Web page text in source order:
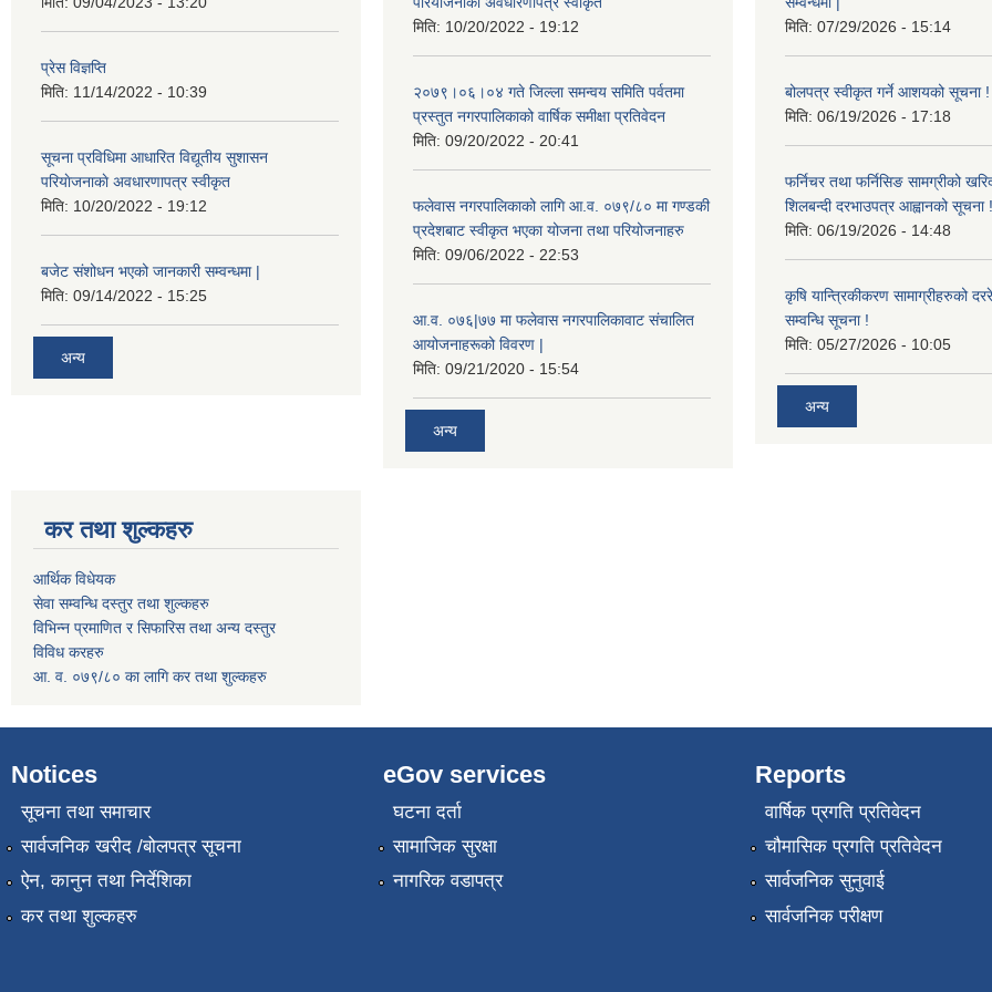
प्रेस विज्ञप्ति
मिति: 11/14/2022 - 10:39
सूचना प्रविधिमा आधारित विद्यूतीय सुशासन
परियाेजनाकाे अवधारणापत्र स्वीकृत
मिति: 10/20/2022 - 19:12
बजेट संशोधन भएको जानकारी सम्वन्धमा |
मिति: 09/14/2022 - 15:25
अन्य
मिति: 10/20/2022 - 19:12
२०७९।०६।०४ गते जिल्ला समन्वय समिति पर्वतमा
प्रस्तुत नगरपालिकाको वार्षिक समीक्षा प्रतिवेदन
मिति: 09/20/2022 - 20:41
फलेवास नगरपालिकाको लागि आ.व. ०७९/८० मा गण्डकी
प्रदेशबाट स्वीकृत भएका योजना तथा परियोजनाहरु
मिति: 09/06/2022 - 22:53
आ.व. ०७६|७७ मा फलेवास नगरपालिकावाट संचालित
आयोजनाहरूको विवरण |
मिति: 09/21/2020 - 15:54
अन्य
मिति: 07/29/2026 - 15:14
बोलपत्र स्वीकृत गर्ने आशयको सूचना !
मिति: 06/19/2026 - 17:18
फर्निचर तथा फर्निसिङ सामग्रीको
शिलबन्दी दरभाउपत्र आह्वानको सूचना !
मिति: 06/19/2026 - 14:48
कृषि यान्त्रिकीकरण सामाग्रीहरुको
सम्वन्धि सूचना !
मिति: 05/27/2026 - 10:05
अन्य
कर तथा शुल्कहरु
आर्थिक विधेयक
सेवा सम्वन्धि दस्तुर तथा शुल्कहरु
विभिन्न प्रमाणित र सिफारिस तथा अन्य दस्तुर
विविध करहरु
आ. व. ०७९/८० का लागि कर तथा शुल्कहरु
Notices
सूचना तथा समाचार
सार्वजनिक खरीद /बोलपत्र सूचना
ऐन, कानुन तथा निर्देशिका
कर तथा शुल्कहरु
eGov services
घटना दर्ता
सामाजिक सुरक्षा
नागरिक वडापत्र
Reports
वार्षिक प्रगति प्रतिवेदन
चौमासिक प्रगति प्रतिवेदन
सार्वजनिक सुनुवाई
सार्वजनिक परीक्षण